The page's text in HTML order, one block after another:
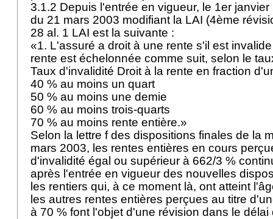
3.1.2 Depuis l'entrée en vigueur, le 1er
du 21 mars 2003 modifiant la LAI (4ème
28 al. 1 LAI est la suivante :
«1. L'assuré a droit à une rente s'il est
rente est échelonnée comme suit, selon le
Taux d'invalidité Droit à la rente en fraction
40 % au moins un quart
50 % au moins une demie
60 % au moins trois-quarts
70 % au moins rente entière.»
Selon la lettre f des dispositions finales de la
mars 2003, les rentes entières en cours
d'invalidité égal ou supérieur à 662/3 %
après l'entrée en vigueur des nouvelles
les rentiers qui, à ce moment là, ont atteint
les autres rentes entières perçues au titre
à 70 % font l'objet d'une révision dans le